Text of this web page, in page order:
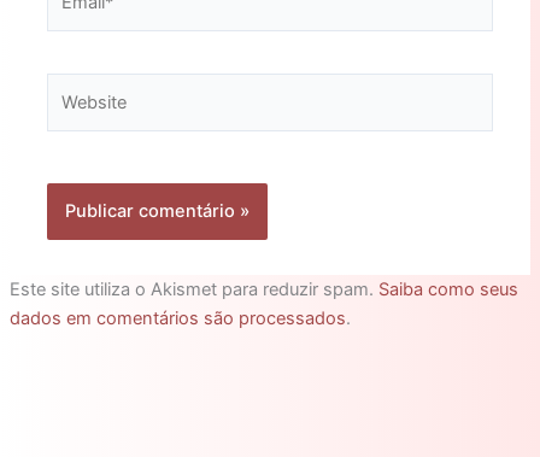
Este site utiliza o Akismet para reduzir spam. Saiba como seus
dados em comentários são processados.